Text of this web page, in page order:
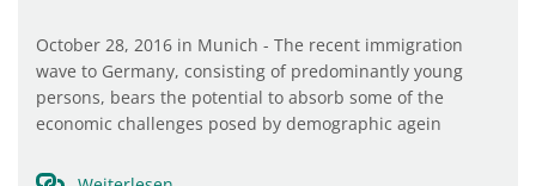
October 28, 2016 in Munich - The recent immigration
wave to Germany, consisting of predominantly young
persons, bears the potential to absorb some of the
economic challenges posed by demographic agein